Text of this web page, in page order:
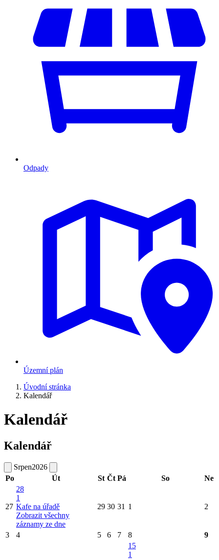
Odpady
Územní plán
Úvodní stránka
Kalendář
Kalendář
Kalendář
Srpen2026
Po
Út St Čt Pá So Ne
27
28
1
Kafe na úřadě
Zobrazit všechny
záznamy ze dne
29 30 31 1 2
3 4 5 6 7 8 9
15
1